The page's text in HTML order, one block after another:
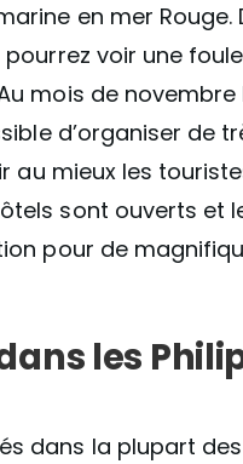
en mer Rouge.
voir une
mois de novembre
d’organiser de
mieux les
sont ouverts et
pour de
les
dans la plupart